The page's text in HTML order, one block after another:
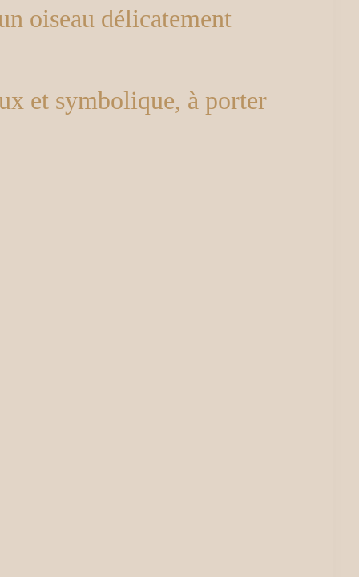
oiseau délicatement
et symbolique, à porter